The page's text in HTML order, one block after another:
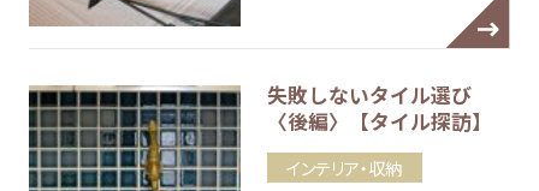
失敗しないタイル選び
〈後編〉【タイル探訪】
インテリア・収納